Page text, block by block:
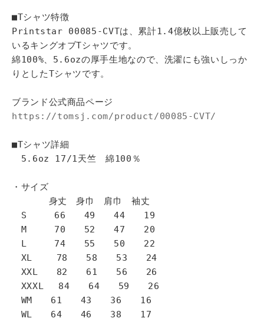
■Tシャツ特徴
Printstar 00085-CVTは、累計1.4億枚以上販売して
いるキングオブTシャツです。
綿100%、5.6ozの厚手生地なので、洗濯にも強いしっか
りとしたTシャツです。
ブランド公式商品ページ
https://tomsj.com/product/00085-CVT/
■Tシャツ詳細
5.6oz 17/1天竺 綿100％
・サイズ
身丈 身巾 肩巾 袖丈
S 66 49 44 19
M 70 52 47 20
L 74 55 50 22
XL 78 58 53 24
XXL 82 61 56 26
XXXL 84 64 59 26
WM 61 43 36 16
WL 64 46 38 17